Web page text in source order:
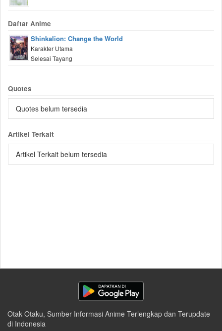
Daftar Anime
Shinkalion: Change the World
Karakter Utama
Selesai Tayang
Quotes
Quotes belum tersedia
Artikel Terkait
Artikel Terkait belum tersedia
Otak Otaku, Sumber Informasi Anime Terlengkap dan Terupdate
di Indonesia